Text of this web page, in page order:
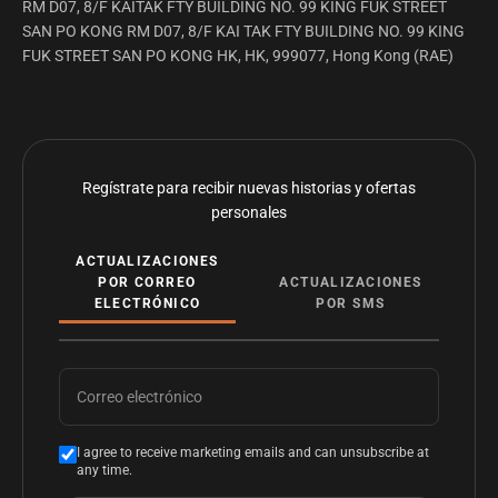
RM D07, 8/F KAITAK FTY BUILDING NO. 99 KING FUK STREET
SAN PO KONG RM D07, 8/F KAI TAK FTY BUILDING NO. 99 KING
FUK STREET SAN PO KONG HK, HK, 999077, Hong Kong (RAE)
Regístrate para recibir nuevas historias y ofertas
personales
ACTUALIZACIONES
POR CORREO
ELECTRÓNICO
ACTUALIZACIONES
POR SMS
Correo electrónico
I agree to receive marketing emails and can unsubscribe at
any time.